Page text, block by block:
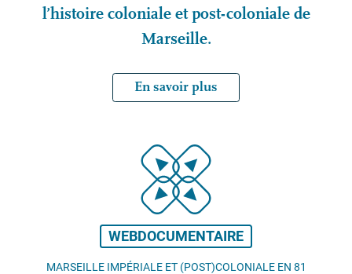
l’histoire coloniale et post-coloniale de
Marseille.
En savoir plus
WEBDOCUMENTAIRE
MARSEILLE IMPÉRIALE ET (POST)COLONIALE EN 81